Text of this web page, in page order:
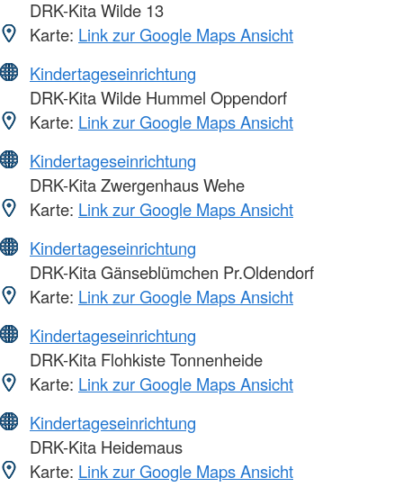
DRK-Kita Wilde 13
Karte: Link zur Google Maps Ansicht
Kindertageseinrichtung
DRK-Kita Wilde Hummel Oppendorf
Karte: Link zur Google Maps Ansicht
Kindertageseinrichtung
DRK-Kita Zwergenhaus Wehe
Karte: Link zur Google Maps Ansicht
Kindertageseinrichtung
DRK-Kita Gänseblümchen Pr.Oldendorf
Karte: Link zur Google Maps Ansicht
Kindertageseinrichtung
DRK-Kita Flohkiste Tonnenheide
Karte: Link zur Google Maps Ansicht
Kindertageseinrichtung
DRK-Kita Heidemaus
Karte: Link zur Google Maps Ansicht